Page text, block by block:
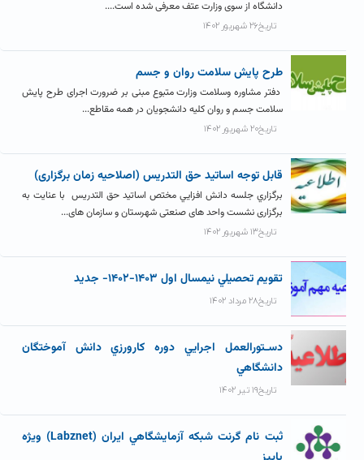
دانشگاه از سوی وزارت عتف معرفی شده است....
تاریخ۲۶ شهریور ۱۴۰۲
طرح پايش سلامت روان و جسم
دفتر مشاوره وسلامت وزارت متبوع مبنی بر ضرورت اجرای طرح پایش
سلامت جسم و روان کلیه دانشجویان در همه مقاطع...
تاریخ۲۰ شهریور ۱۴۰۲
قابل توجه اساتید حق التدریس (اصلاحیه زمان برگزاری)
برگزاري جلسه دانش افزايي مختص اساتيد حق التدريس با عنایت به
برگزاری نشست واحد های صنعتی شهرستان و سازمان های...
تاریخ۱۳ شهریور ۱۴۰۲
تقويم تحصيلي نيمسال اول ۱۴۰۳-۱۴۰۲- جديد
تاریخ۲۸ مرداد ۱۴۰۲
دسـتورالعمل اجرايي دوره کارورزي دانش آموختگان
دانشگاهي
تاریخ۱۹ تیر ۱۴۰۲
ثبت نام گرنت شبکه آزمايشگاهي ايران (Labznet) ویژه